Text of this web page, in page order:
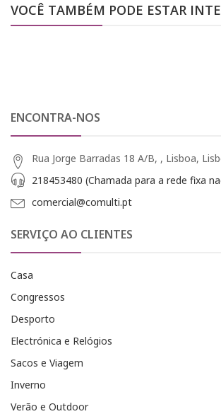
VOCÊ TAMBÉM PODE ESTAR
ENCONTRA-NOS
Rua Jorge Barradas 18 A/B, , Lisboa,
218453480 (Chamada para a rede fixa
comercial@comulti.pt
SERVIÇO AO CLIENTES
Casa
Congressos
Desporto
Electrónica e Relógios
Sacos e Viagem
Inverno
Verão e Outdoor